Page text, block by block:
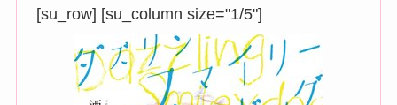
[su_row] [su_column size="1/5"]